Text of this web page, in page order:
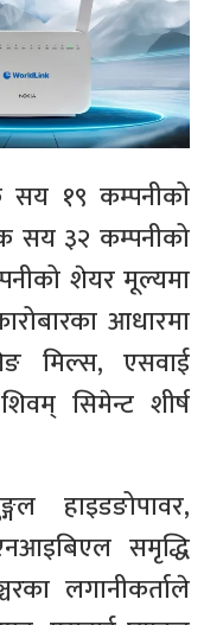
सय १९ कम्पनीको
सय ३२ कम्पनीको
शेयर मूल्यमा
आधारमा
मिल्स, एसवाई
सिमेन्ट शीर्ष
हाइडङोपावर,
समृद्धि
लगानीकर्ताले